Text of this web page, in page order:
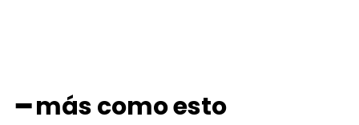
━ más como esto